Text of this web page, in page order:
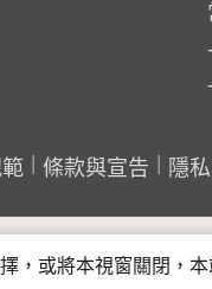
條款與宣告 隱
，或將本視窗關閉，